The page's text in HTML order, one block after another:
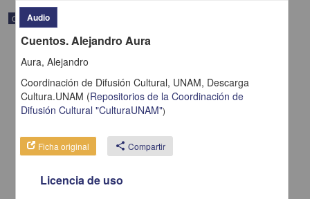
Correspondencia postal
Audio
Cuentos. Alejandro Aura
Aura, Alejandro
Coordinación de Difusión Cultural, UNAM, Descarga
Cultura.UNAM (Repositorios de la Coordinación de
Difusión Cultural "CulturaUNAM")
Ficha original share Compartir
Licencia de uso